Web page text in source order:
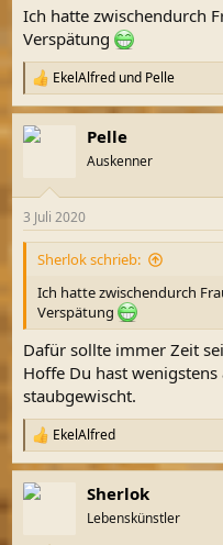
Ich hatte zwischendurch
Verspätung
R
e
a
k
e
n
EkelAlfred und Pelle
Pelle
Auskenner
3 Juli 2020
Sherlok schrieb:
Ich hatte zwischendurch
Verspätung
Dafür sollte immer Zeit
Hoffe Du hast
staubgewischt.
R
e
a
k
EkelAlfred
Sherlok
Lebenskünstler